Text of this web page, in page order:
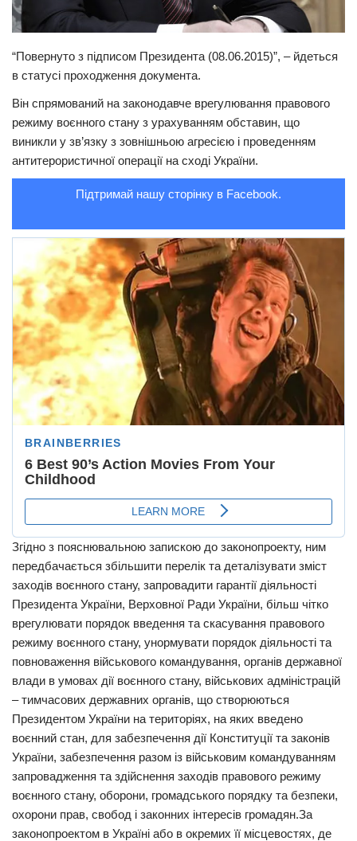
Рецепти
Привітання
Здоров’я
Трагедії
Курйози
Суспільство
Шоу-біз
#Війна
“Повернуто з підписом Президента (08.06.2015)”, – йдеться
в статусі проходження документа.
Він спрямований на законодавче врегулювання правового
режиму воєнного стану з урахуванням обставин, що
виникли у зв’язку з зовнішньою агресією і проведенням
антитерористичної операції на сході України.
Підтримай нашу сторінку в Facebook.
Згідно з пояснювальною запискою до законопроекту, ним
передбачається збільшити перелік та деталізувати зміст
заходів воєнного стану, запровадити гарантії діяльності
Президента України, Верховної Ради України, більш чітко
врегулювати порядок введення та скасування правового
режиму воєнного стану, унормувати порядок діяльності та
повноваження військового командування, органів державної
влади в умовах дії воєнного стану, військових адміністрацій
– тимчасових державних органів, що створюються
Президентом України на територіях, на яких введено
воєнний стан, для забезпечення дії Конституції та законів
України, забезпечення разом із військовим командуванням
запровадження та здійснення заходів правового режиму
воєнного стану, оборони, громадського порядку та безпеки,
охорони прав, свобод і законних інтересів громадян.За
законопроектом в Україні або в окремих її місцевостях, де